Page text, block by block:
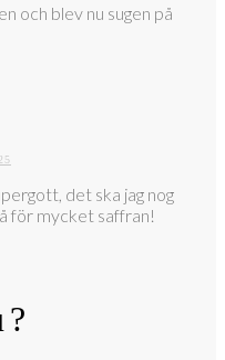
och blev nu sugen på
det ska jag nog
för mycket saffran!